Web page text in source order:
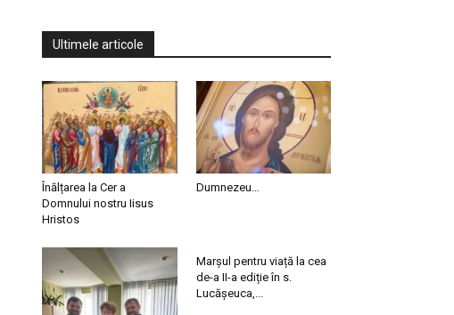
Ultimele articole
Înălțarea la Cer a
Domnului nostru Iisus
Hristos
Dumnezeu…
Marșul pentru viață la cea
de-a II-a ediție în s.
Lucășeuca,...